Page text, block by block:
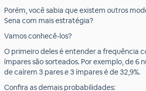
Porém, você sabia que existem outros
Sena com mais estratégia?
Vamos conhecê-los?
O primeiro deles é entender a frequência
ímpares são sorteados. Por exemplo, de 6
de caírem 3 pares e 3 ímpares é de 32,9%.
Confira as demais probabilidades: